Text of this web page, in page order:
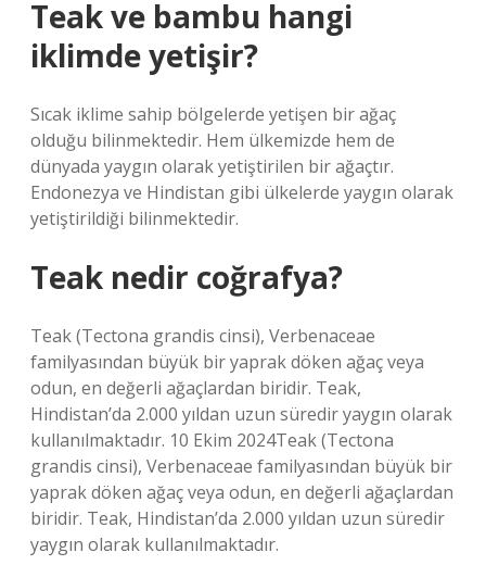
Teak ve bambu hangi
iklimde yetişir?
Sıcak iklime sahip bölgelerde yetişen bir ağaç
olduğu bilinmektedir. Hem ülkemizde hem de
dünyada yaygın olarak yetiştirilen bir ağaçtır.
Endonezya ve Hindistan gibi ülkelerde yaygın olarak
yetiştirildiği bilinmektedir.
Teak nedir coğrafya?
Teak (Tectona grandis cinsi), Verbenaceae
familyasından büyük bir yaprak döken ağaç veya
odun, en değerli ağaçlardan biridir. Teak,
Hindistan’da 2.000 yıldan uzun süredir yaygın olarak
kullanılmaktadır. 10 Ekim 2024Teak (Tectona
grandis cinsi), Verbenaceae familyasından büyük bir
yaprak döken ağaç veya odun, en değerli ağaçlardan
biridir. Teak, Hindistan’da 2.000 yıldan uzun süredir
yaygın olarak kullanılmaktadır.